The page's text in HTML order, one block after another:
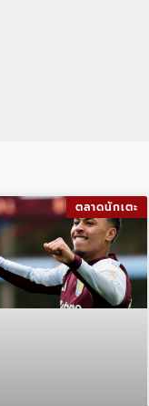
ตลาดนักเตะ